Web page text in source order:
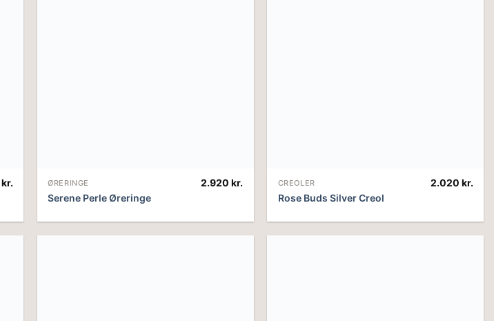
kr. ØRERINGE
Serene Perle Øreringe
2.920kr. CREOLER
Rose Buds Silver Creol
2.020 kr.